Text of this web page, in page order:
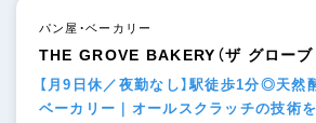
パン屋・ベーカリー
THE GROVE BAKERY（ザ グローブ
【月9日休／夜勤なし】駅徒歩1分◎天然
ベーカリー｜オールスクラッチの技術